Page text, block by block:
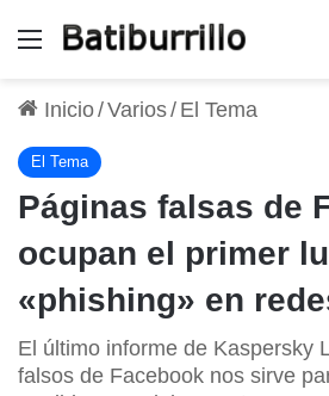
Menú
Inicio/Varios/ El Tema
El Tema
Páginas falsas de
ocupan el primer
«phishing» en
El último informe de Kaspersky
falsos de Facebook nos sirve